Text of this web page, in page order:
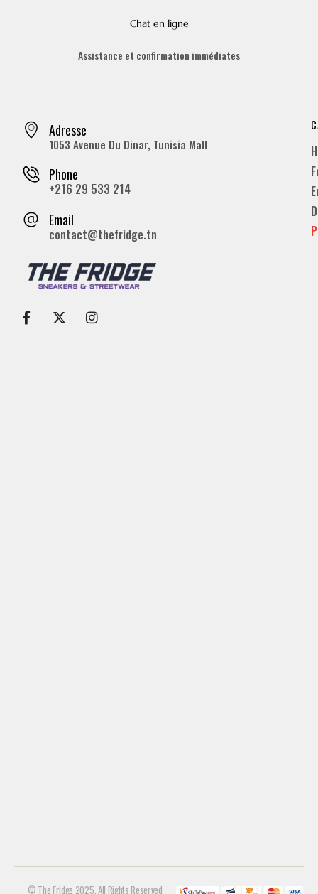
Chat en ligne
Assistance et confirmation immédiates
Adresse
1053 Avenue Du Dinar, Tunisia Mall
Phone
+216 29 533 214
Email
contact@thefridge.tn
© The Fridge 2025. All Rights Reserved